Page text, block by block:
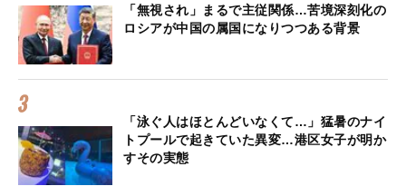
「無視され」まるで主従関係…苦境深刻化の
ロシアが中国の属国になりつつある背景
「泳ぐ人はほとんどいなくて…」猛暑のナイ
トプールで起きていた異変…港区女子が明か
すその実態